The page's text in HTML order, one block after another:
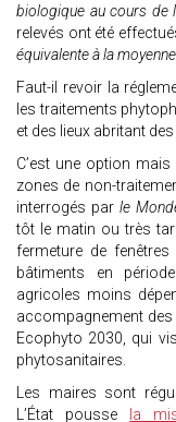
biologique au cours de
relevés ont été
équivalente à la
Faut-il revoir la
les traitements
et des lieux abritant
C’est une option
zones de non-
interrogés par le
tôt le matin ou très
fermeture de
bâtiments en
agricoles moins
accompagnement
Ecophyto 2030, qui
phytosanitaires.
Les maires sont
L’État pousse
la